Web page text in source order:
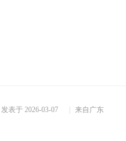
发表于 2026-03-07 来自广东